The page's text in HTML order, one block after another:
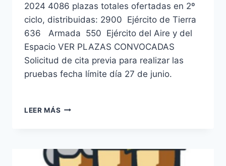
2024 4086 plazas totales ofertadas en 2º
ciclo, distribuidas: 2900 Ejército de Tierra
636 Armada 550 Ejército del Aire y del
Espacio VER PLAZAS CONVOCADAS
Solicitud de cita previa para realizar las
pruebas fecha límite día 27 de junio.
LEER MÁS 4086
MARINERÍA
SEGUNDO